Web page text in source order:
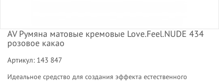
AV Румяна матовые кремовые Love.Feel.NUDE 434
розовое какао
Артикул: 143 847
Идеальное средство для создания эффекта естественного